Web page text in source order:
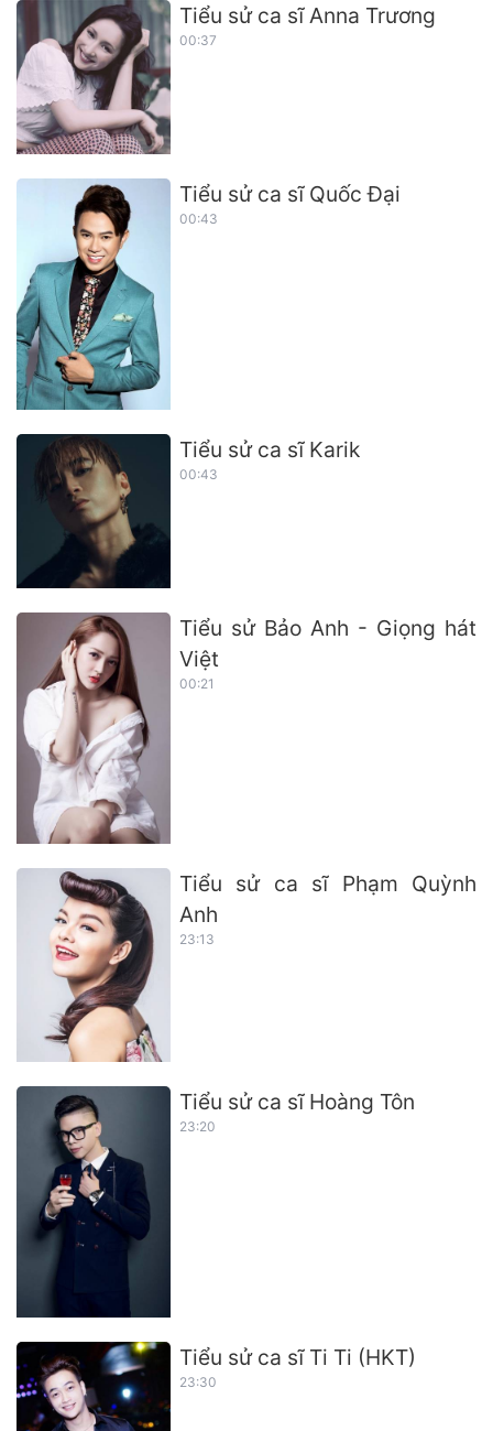
Tiểu sử ca sĩ Anna Trương
00:37
Tiểu sử ca sĩ Quốc Đại
00:43
Tiểu sử ca sĩ Karik
00:43
Tiểu sử Bảo Anh - Giọng hát
Việt
00:21
Tiểu sử ca sĩ Phạm Quỳnh
Anh
23:13
Tiểu sử ca sĩ Hoàng Tôn
23:20
Tiểu sử ca sĩ Ti Ti (HKT)
23:30